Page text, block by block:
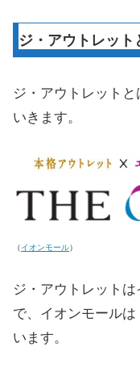
ジ・アウトレット
ジ・アウトレット
いきます。
（イオンモール）
ジ・アウトレット
で、イオンモールは
います。